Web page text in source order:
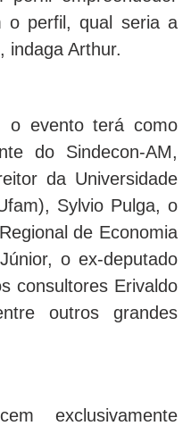
o perfil, qual seria a
indaga Arthur.
o evento terá como
do Sindecon-AM,
da Universidade
Sylvio Pulga, o
de Economia
o ex-deputado
consultores Erivaldo
outros grandes
exclusivamente